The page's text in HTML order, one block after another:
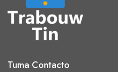
Tuma Contacto